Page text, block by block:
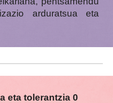
arduratsua eta
eta tolerantzia 0